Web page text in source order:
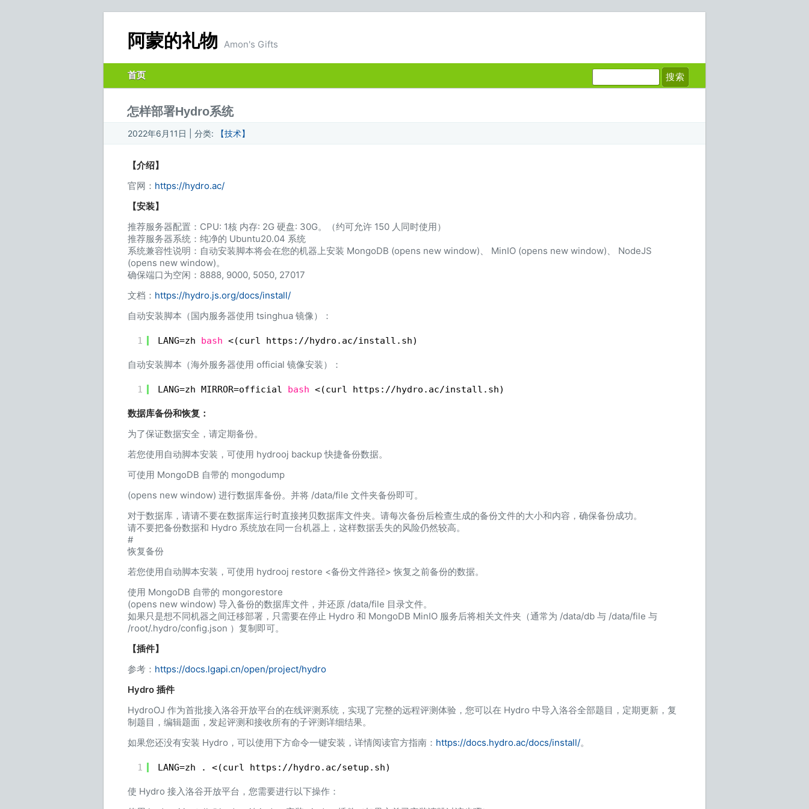
阿蒙的礼物 Amon's Gifts
首页
怎样部署Hydro系统
2022年6月11日 | 分类: 【技术】
【介绍】
官网： https://hydro.ac/
【安装】
推荐服务器配置：CPU: 1核 内存: 2G 硬盘: 30G。（约可允许 150 人同时使用）
推荐服务器系统：纯净的 Ubuntu20.04 系统
系统兼容性说明：自动安装脚本将会在您的机器上安装 MongoDB (opens new window)、 MinIO (opens new window)、 NodeJS
(opens new window)。
确保端口为空闲：8888, 9000, 5050, 27017
文档： https://hydro.js.org/docs/install/
自动安装脚本（国内服务器使用 tsinghua 镜像）：
1 LANG=zh bash <(curl https: //hydro .ac/install .sh)
自动安装脚本（海外服务器使用 official 镜像安装）：
1 LANG=zh MIRROR=official bash <(curl https: //hydro .ac/install .sh)
数据库备份和恢复：
为了保证数据安全，请定期备份。
若您使用自动脚本安装，可使用 hydrooj backup 快捷备份数据。
可使用 MongoDB 自带的 mongodump
(opens new window) 进行数据库备份。并将 /data/file 文件夹备份即可。
对于数据库，请请不要在数据库运行时直接拷贝数据库文件夹。请每次备份后检查生成的备份文件的大小和内容，确保备份成功。
请不要把备份数据和 Hydro 系统放在同一台机器上，这样数据丢失的风险仍然较高。
#
恢复备份
若您使用自动脚本安装，可使用 hydrooj restore <备份文件路径> 恢复之前备份的数据。
使用 MongoDB 自带的 mongorestore
(opens new window) 导入备份的数据库文件，并还原 /data/file 目录文件。
如果只是想不同机器之间迁移部署，只需要在停止 Hydro 和 MongoDB MinIO 服务后将相关文件夹（通常为 /data/db 与 /data/file 与
/root/.hydro/config.json ）复制即可。
【插件】
参考： https://docs.lgapi.cn/open/project/hydro
Hydro 插件
HydroOJ 作为首批接入洛谷开放平台的在线评测系统，实现了完整的远程评测体验，您可以在 Hydro 中导入洛谷全部题目，定期更新，复
制题目，编辑题面，发起评测和接收所有的子评测详细结果。
如果您还没有安装 Hydro，可以使用下方命令一键安装，详情阅读官方指南： https://docs.hydro.ac/docs/install/。
1 LANG=zh . <(curl https: //hydro .ac/setup .sh)
使 Hydro 接入洛谷开放平台，您需要进行以下操作：